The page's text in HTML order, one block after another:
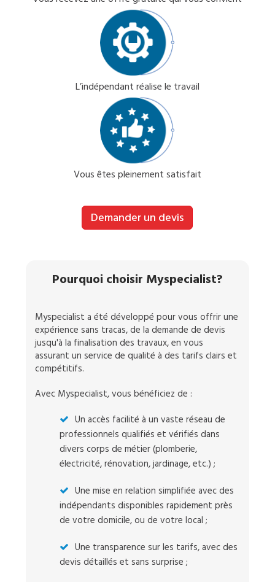
L’indépendant réalise le travail
Vous êtes pleinement satisfait
Demander un devis
Pourquoi choisir Myspecialist?
Myspecialist a été développé pour vous offrir une
expérience sans tracas, de la demande de devis
jusqu'à la finalisation des travaux, en vous
assurant un service de qualité à des tarifs clairs et
compétitifs.
Avec Myspecialist, vous bénéficiez de :
Un accès facilité à un vaste réseau de
professionnels qualifiés et vérifiés dans
divers corps de métier (plomberie,
électricité, rénovation, jardinage, etc.) ;
Une mise en relation simplifiée avec des
indépendants disponibles rapidement près
de votre domicile, ou de votre local ;
Une transparence sur les tarifs, avec des
devis détaillés et sans surprise ;